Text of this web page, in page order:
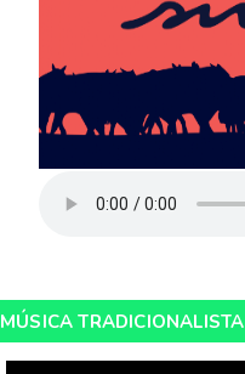
MÚSICA TRADICIONALISTA